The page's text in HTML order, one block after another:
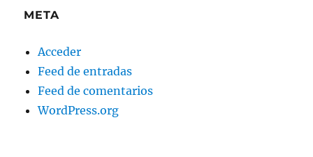
META
Acceder
Feed de entradas
Feed de comentarios
WordPress.org